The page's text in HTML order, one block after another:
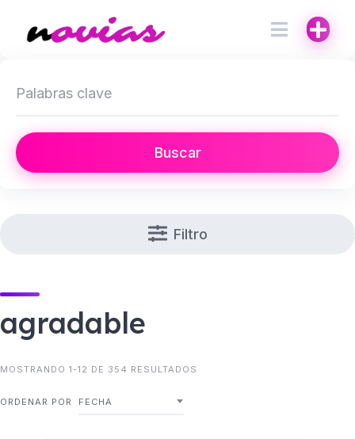
Buscar
Filtro
agradable
MOSTRANDO 1-12 DE 354 RESULTADOS
ORDENAR POR FECHA